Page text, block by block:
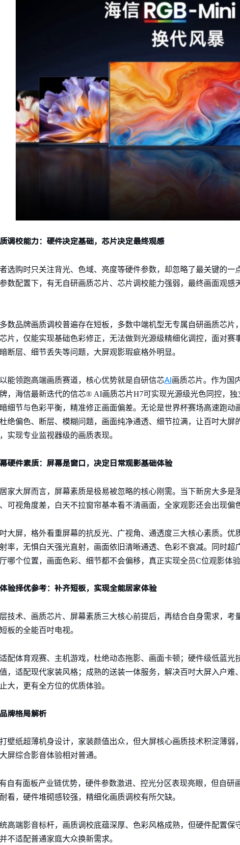
调校能力：硬件决定基础，芯片决定最终观感
选购时只关注背光、色域、亮度等硬件参数，却忽略了最关键的
参数配置下，有无自研画质芯片、芯片调校能力强弱，最终画面观
数品牌画质调校普遍存在短板，多数中端机型无专属自研画质芯
片，仅能实现基础色彩修正，无法做到光源级精细化调控，面对
断层、细节丢失等问题，大屏观影瑕疵格外明显。
能领跑高端画质赛道，核心优势就是自研信芯AI画质芯片。作为国
，海信最新迭代的信芯® AI画质芯片H7可实现光源级光色同控，
细节与色彩平衡，精准修正画面偏差。无论是世界杯赛场高速跑
绝偏色、断层、模糊问题，画面纯净通透、细节拉满，让百吋大
实现专业监视器级的画质表现。
硬件素质：屏幕是窗口，决定日常观影基础体验
家大屏而言，屏幕素质是极易被忽略的核心刚需。当下新房大多
可视角度差，白天不拉窗帘基本看不清画面，全家观影还会出现偏
大屏，格外看重屏幕的抗反光、广视角、通透度三大核心素质。
率，无惧白天强光直射，画面依旧清晰通透、色彩不衰减。同时
哪个位置，画面色彩、细节都不会偏移，真正实现全员C位观影体
验择优参考：补齐短板，实现全能居家体验
技术、画质芯片、屏幕素质三大核心前提后，再结合自身需求，
板的全能百吋电视。
配体育观赛、主机游戏，杜绝动态拖影、画面卡顿；硬件级低蓝
，适配现代家装风格；成熟的送装一体服务，解决百吋大屏入户
大，更有全方位的优质体验。
牌格局解析
壁纸超薄机身设计，家装颜值出众，但大屏核心画质技术积淀薄
屏综合影音体验相对普通。
自有面板产业链优势，硬件参数激进、控光分区表现亮眼，但自研
看，硬件堆砌感较强，精细化画质调校有所欠缺。
高端影音标杆，画质调校底蕴深厚、色彩风格成熟，但硬件配置
不适配普通家庭大众换新需求。